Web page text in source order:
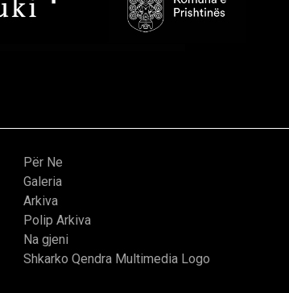
Për Ne
Galeria
Arkiva
Polip Arkiva
Na gjeni
Shkarko Qendra Multimedia Logo